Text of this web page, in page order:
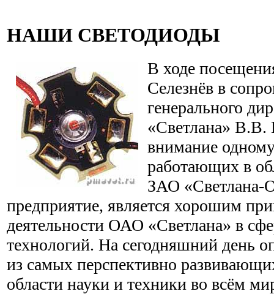
НАШИ СВЕТОДИОДЫ
В ходе
Селезнёв в
генерального
«Светлана» В.В.
внимание
работающих в
ЗАО «Светлана-
предприятие, является хорошим
деятельности ОАО «Светлана» в
технологий. На сегодняшний день
из самых перспективно
области науки и техники во всём